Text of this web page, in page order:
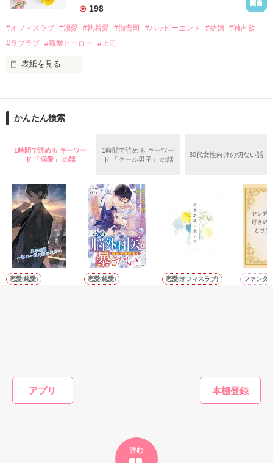
アプリ
読む
夏木美桜(なつきみお)
鳴海哲平 (なるみてっぺい)
2026.6.5～2026.7.25
＊以前、公開していた話の改稿版です＊
作品を読む
なぜか恭司から飼い猫の世話係を命じられた美桜は、猫の世
の関係となってしまい――？
198
#オフィスラブ #溺愛 #執着愛 #御曹司 #ハッピーエンド #結婚 #独占欲
#ラブラブ #職業ヒーロー #上司
表紙を見る
ションの企画戦略室で働いている。
めた、同期で恋人の石垣守（26）がいるのだが、後輩の姫原由
いた。
守と由羅から『便利屋雛子』と馬鹿にされ、一人こっそり泣い
た上、同居まで提案してきて──？
鷹哉『宜しくな、俺の雛子』🦅
雛子『俺の……ひぃ、雛子？！！！』🐥
シゴデキで冷徹な上司が見せる素顔は、なぜか想像以上に甘く
て……🐥💓🦅
かんたん検索
1時間で読める キーワー
ド 「溺愛」 の話
1時間で読める キーワー
ド 「クール男子」 の話
30代女性向けの切ない話
恋愛(純愛) 恋愛(純愛) 恋愛(オフィスラブ) ファンタ
かんたん検索の条件を変える